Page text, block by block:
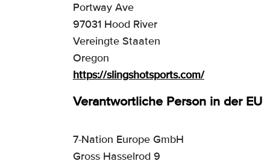
Portway Ave
97031 Hood River
Vereingte Staaten
Oregon
https://slingshotsports.com/
Verantwortliche Person in der EU
7-Nation Europe GmbH
Gross Hasselrod 9